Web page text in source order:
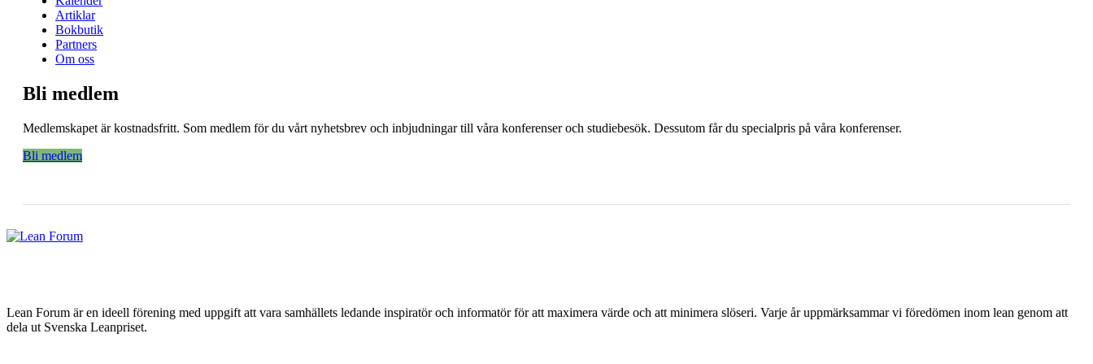
Artiklar
Bokbutik
Partners
Om oss
Bli medlem
Medlemskapet är kostnadsfritt. Som medlem för du vårt nyhetsbrev och inbjudningar till våra konferenser och studiebesök. Dessutom får du specialpris på våra konferenser.
Bli medlem
Lean Forum är en ideell förening med uppgift att vara samhällets ledande inspiratör och informatör för att maximera värde och att minimera slöseri. Varje år uppmärksammar vi föredömen inom lean genom att
dela ut Svenska Leanpriset.